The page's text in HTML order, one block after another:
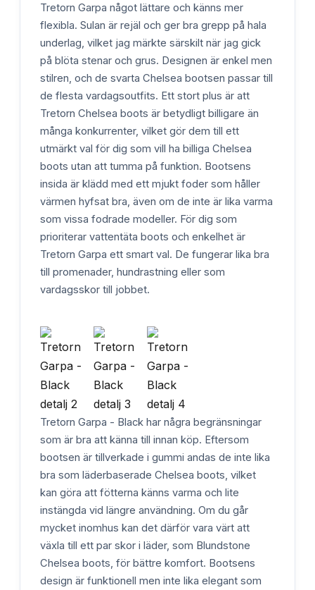
Tretorn Garpa något lättare och känns mer
flexibla. Sulan är rejäl och ger bra grepp på hala
underlag, vilket jag märkte särskilt när jag gick
på blöta stenar och grus. Designen är enkel men
stilren, och de svarta Chelsea bootsen passar till
de flesta vardagsoutfits. Ett stort plus är att
Tretorn Chelsea boots är betydligt billigare än
många konkurrenter, vilket gör dem till ett
utmärkt val för dig som vill ha billiga Chelsea
boots utan att tumma på funktion. Bootsens
insida är klädd med ett mjukt foder som håller
värmen hyfsat bra, även om de inte är lika varma
som vissa fodrade modeller. För dig som
prioriterar vattentäta boots och enkelhet är
Tretorn Garpa ett smart val. De fungerar lika bra
till promenader, hundrastning eller som
vardagsskor till jobbet.
Tretorn Garpa - Black har några begränsningar
som är bra att känna till innan köp. Eftersom
bootsen är tillverkade i gummi andas de inte lika
bra som läderbaserade Chelsea boots, vilket
kan göra att fötterna känns varma och lite
instängda vid längre användning. Om du går
mycket inomhus kan det därför vara värt att
växla till ett par skor i läder, som Blundstone
Chelsea boots, för bättre komfort. Bootsens
design är funktionell men inte lika elegant som